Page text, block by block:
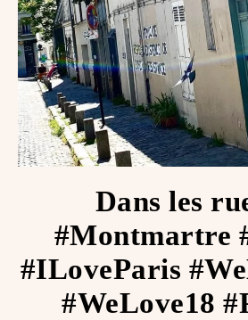
Dans les
#Montmartre
#ILoveParis
#WeLove18